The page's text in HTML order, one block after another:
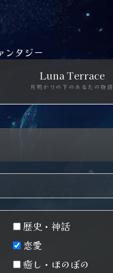
タジー
Luna Terrace
月明かりの下のあなたの物語
歴史・神話
恋愛
癒し・ほのぼの